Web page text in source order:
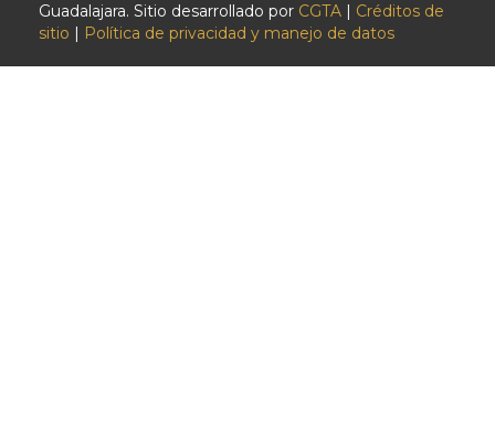
Guadalajara. Sitio desarrollado por CGTA | Créditos de
sitio | Política de privacidad y manejo de datos